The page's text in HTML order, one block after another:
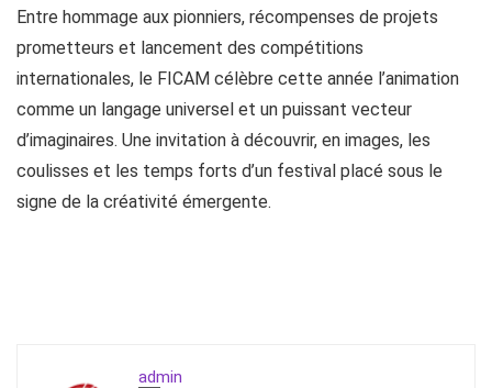
Entre hommage aux pionniers, récompenses de projets
prometteurs et lancement des compétitions
internationales, le FICAM célèbre cette année l’animation
comme un langage universel et un puissant vecteur
d’imaginaires. Une invitation à découvrir, en images, les
coulisses et les temps forts d’un festival placé sous le
signe de la créativité émergente.
admin